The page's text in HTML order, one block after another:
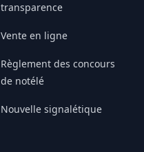
transparence
Vente en ligne
Règlement des concours
de notélé
Nouvelle signalétique